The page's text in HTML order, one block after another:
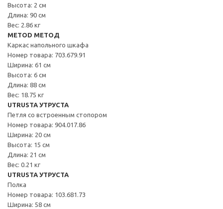
Высота: 2 см
Длина: 90 см
Вес: 2.86 кг
METOD МЕТОД
Каркас напольного шкафа
Номер товара: 703.679.91
Ширина: 61 см
Высота: 6 см
Длина: 88 см
Вес: 18.75 кг
UTRUSTA УТРУСТА
Петля со встроенным стопором
Номер товара: 904.017.86
Ширина: 20 см
Высота: 15 см
Длина: 21 см
Вес: 0.21 кг
UTRUSTA УТРУСТА
Полка
Номер товара: 103.681.73
Ширина: 58 см